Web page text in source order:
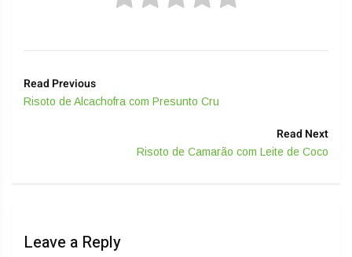
Read Previous
Risoto de Alcachofra com Presunto Cru
Read Next
Risoto de Camarão com Leite de Coco
Leave a Reply